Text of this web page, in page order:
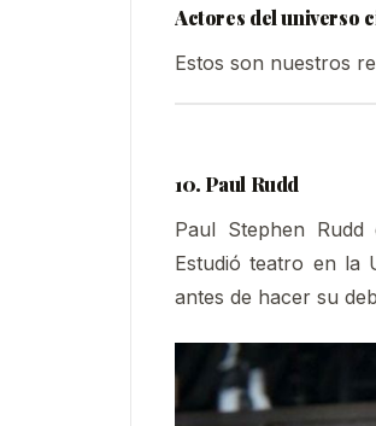
Actores del universo
Estos son nuestros
10. Paul Rudd
Paul Stephen
Estudió teatro en la
antes de hacer su